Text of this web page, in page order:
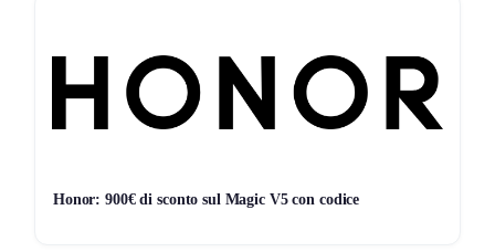
Honor: 900€ di sconto sul Magic V5 con codice